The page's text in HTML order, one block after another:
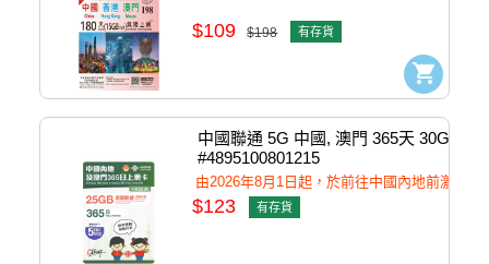
$109 $198 有存貨
中國聯通 5G 中國, 澳門 365天 30GB 數
#4895100801215
由2026年8月1日起，於前往中國內地前激活
$123 有存貨